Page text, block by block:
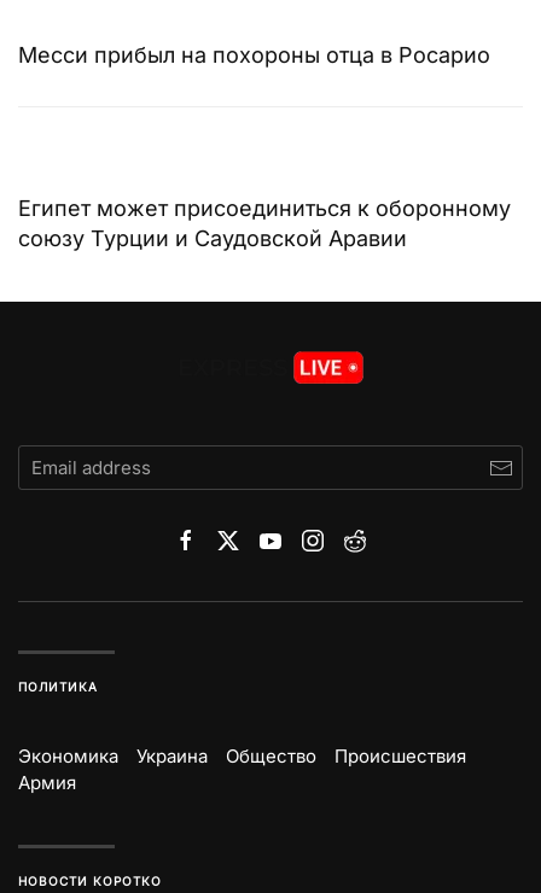
Месси прибыл на похороны отца в Росарио
Египет может присоединиться к оборонному
союзу Турции и Саудовской Аравии
ПОЛИТИКА
Экономика Украина Общество
Происшествия
Армия
НОВОСТИ КОРОТКО